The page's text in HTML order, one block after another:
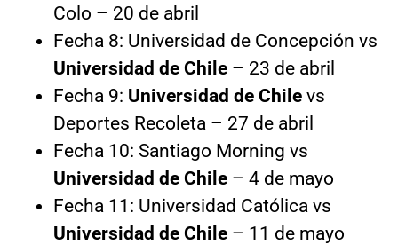
Colo – 20 de abril
Fecha 8: Universidad de Concepción vs
Universidad de Chile – 23 de abril
Fecha 9: Universidad de Chile vs
Deportes Recoleta – 27 de abril
Fecha 10: Santiago Morning vs
Universidad de Chile – 4 de mayo
Fecha 11: Universidad Católica vs
Universidad de Chile – 11 de mayo